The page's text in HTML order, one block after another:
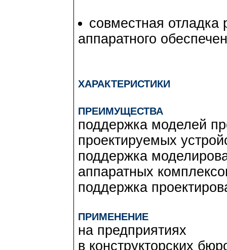
совместная отладка
аппаратного
ХАРАКТЕРИСТИКИ
ПРЕИМУЩЕСТВА
поддержка моделей
проектируемых
поддержка
аппаратных
поддержка
ПРИМЕНЕНИЕ
на предприятиях
в конструкторских